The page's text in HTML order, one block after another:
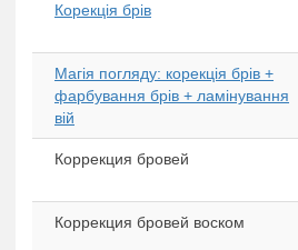
Корекція брів
Магія погляду: корекція брів +
фарбування брів + ламінування
вій
Коррекция бровей
Коррекция бровей воском